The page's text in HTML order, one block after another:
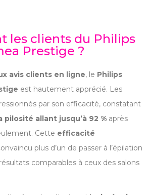
les clients du Philips
Prestige ?
avis clients en ligne, le Philips
est hautement apprécié. Les
par son efficacité, constatant
allant jusqu’à 92 % après
Cette efficacité
plus d’un de passer à l’épilation
comparables à ceux des salons